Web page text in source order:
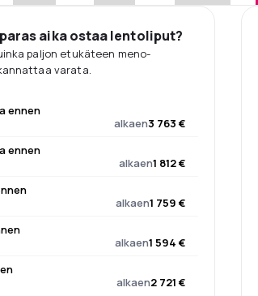
aika ostaa lentoliput?
paljon etukäteen meno-
varata.
ennen
alkaen3 763 €
ennen
alkaen1 812 €
alkaen1 759 €
alkaen1 594 €
alkaen2 721 €